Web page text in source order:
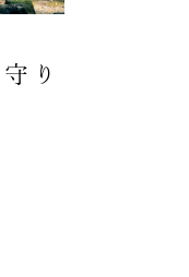
り